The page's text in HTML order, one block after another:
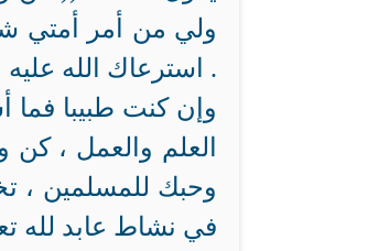
ولي من أمر أمتي
استرعاك الله عليه .
وإن كنت طبيبا فما
العلم والعمل ، كن
وحبك للمسلمين ،
في نشاط عابد لله